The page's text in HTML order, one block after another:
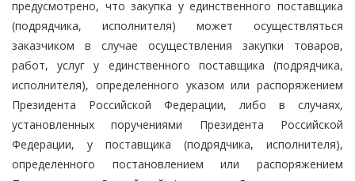
предусмотрено, что закупка у единственного поставщика
(подрядчика, исполнителя) может осуществляться
заказчиком в случае осуществления закупки товаров,
работ, услуг у единственного поставщика (подрядчика,
исполнителя), определенного указом или распоряжением
Президента Российской Федерации, либо в случаях,
установленных поручениями Президента Российской
Федерации, у поставщика (подрядчика, исполнителя),
определенного постановлением или распоряжением